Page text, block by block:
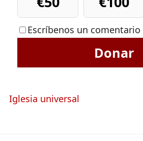
Escríbenos un comentario
Donar
Iglesia universal